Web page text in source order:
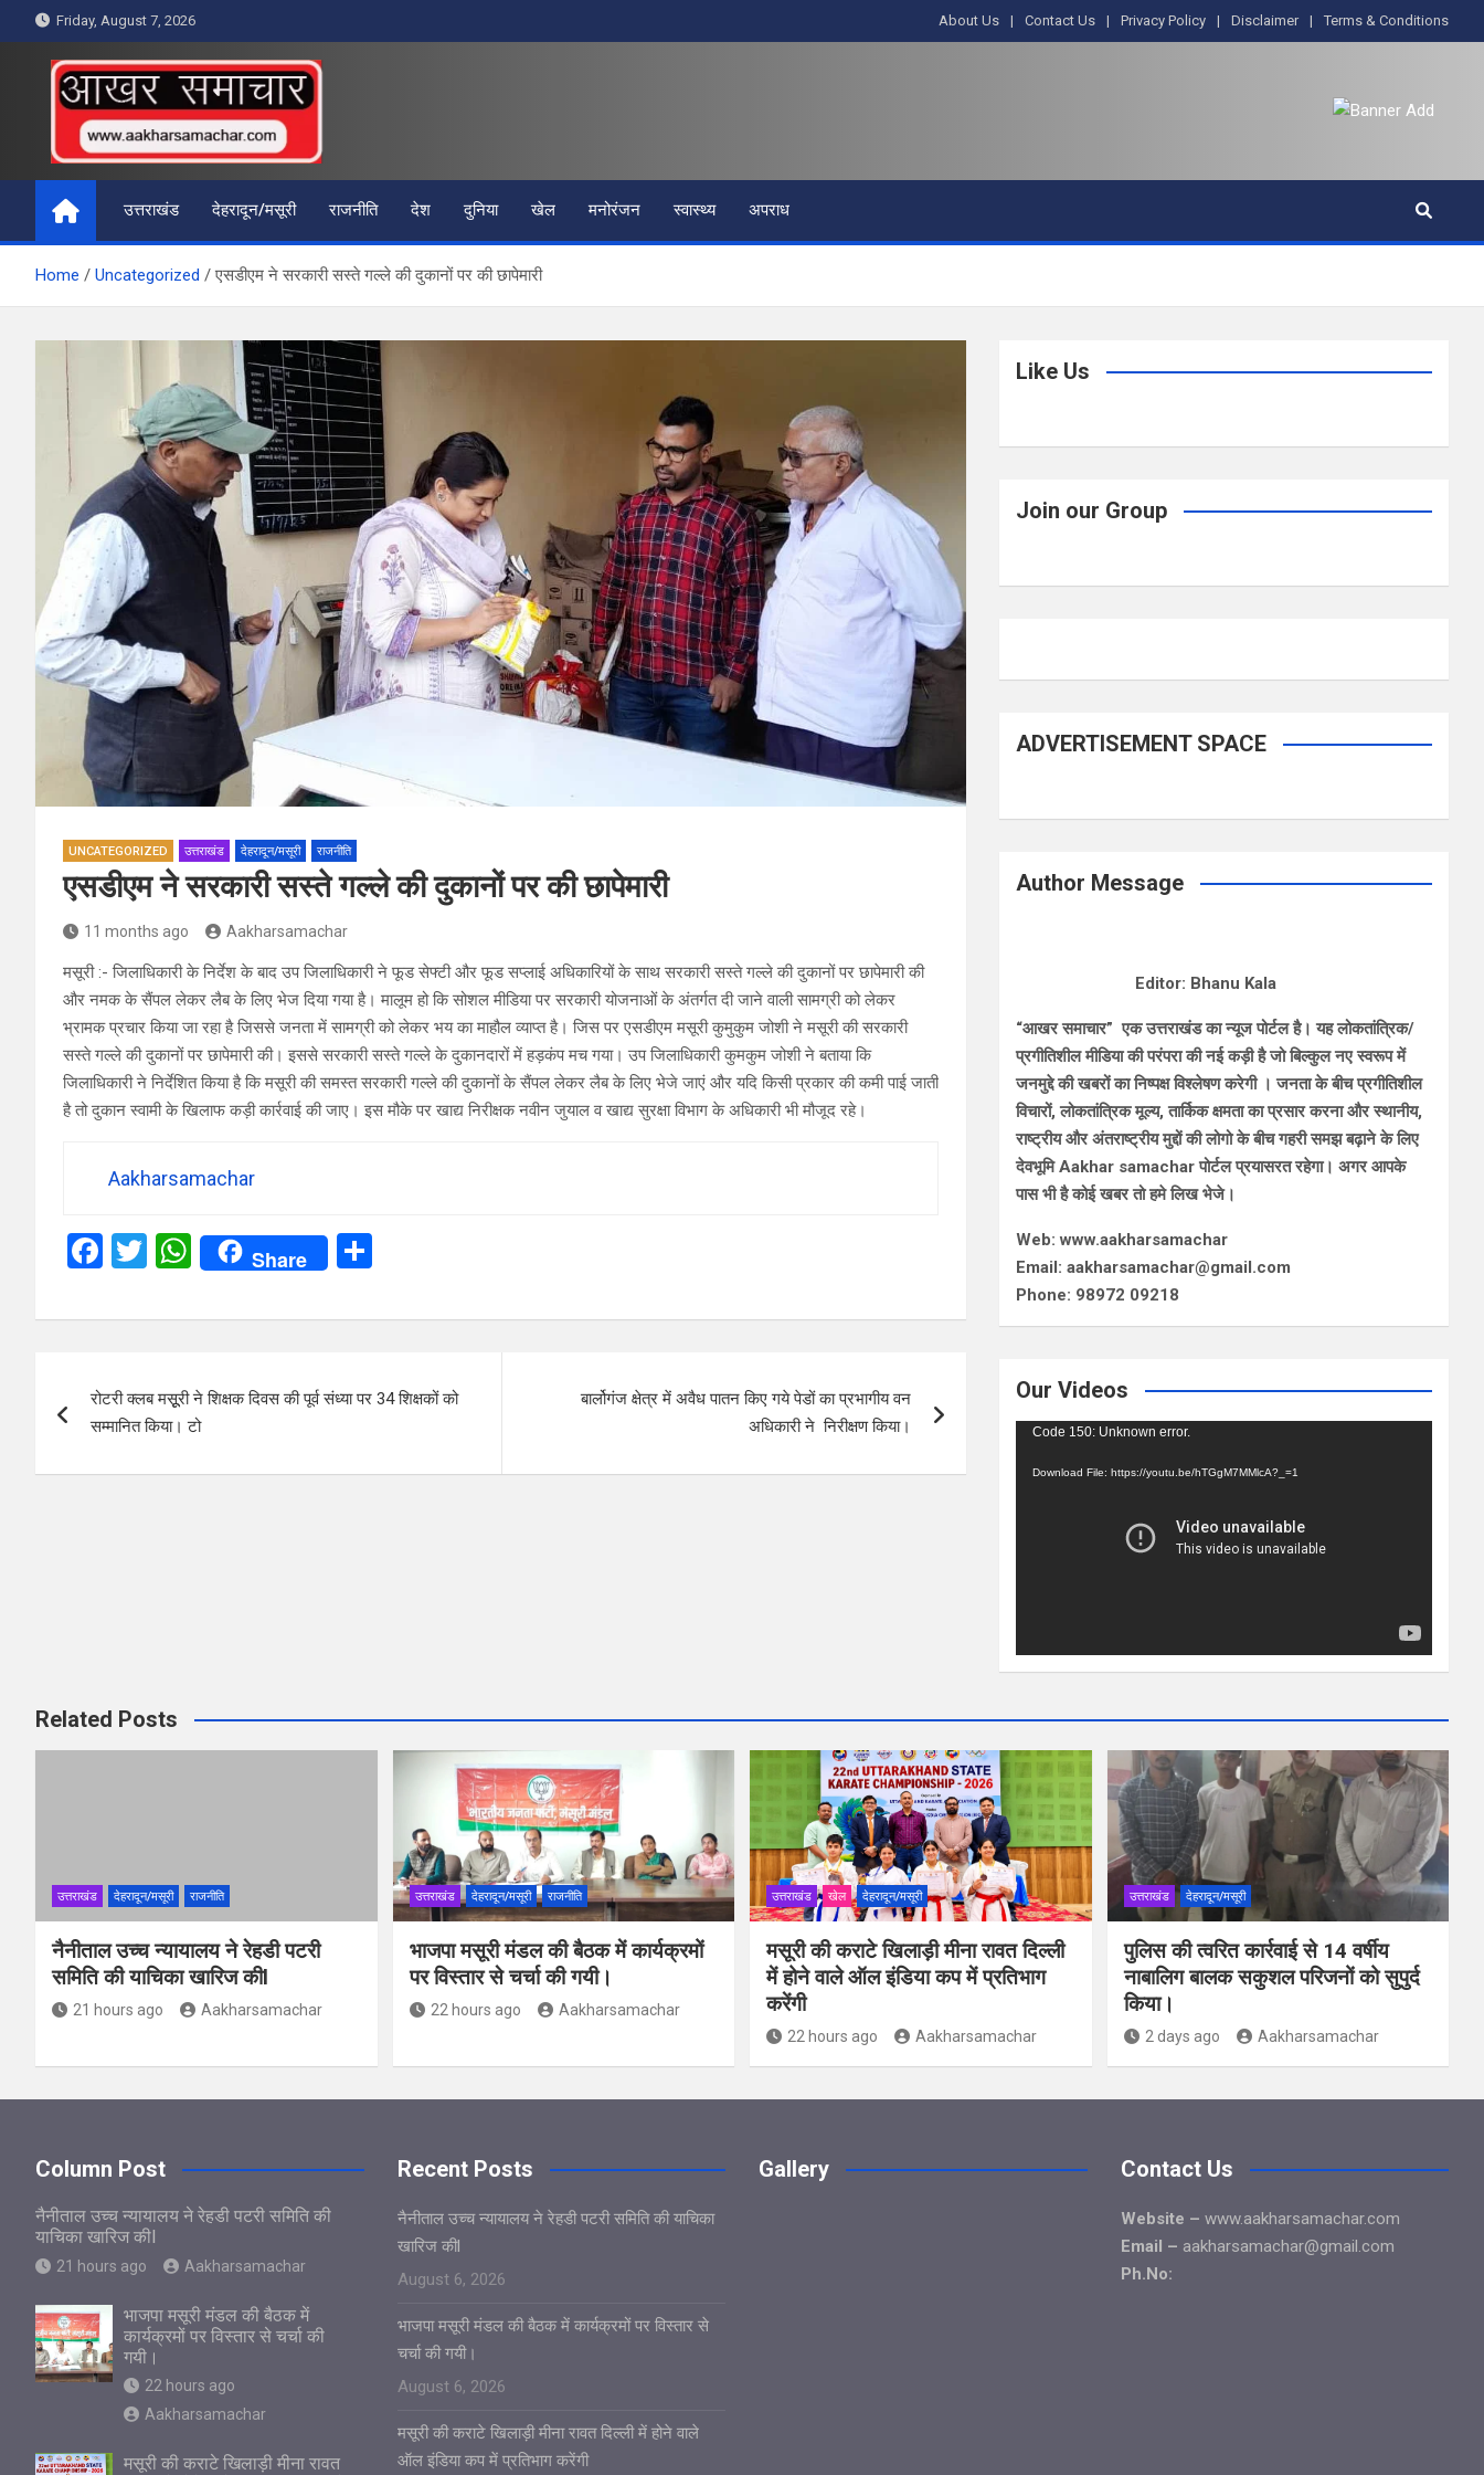
to
content
Friday, August 7, 2026 About Us Contact Us Privacy Policy Disclaimer Terms & Conditions
आखर समाचार
उत्तराखंड देहरादून/मसूरी राजनीति देश दुनिया खेल मनोरंजन स्वास्थ्य अपराध
Home Uncategorized एसडीएम ने सरकारी सस्ते गल्ले की दुकानों पर की छापेमारी
UNCATEGORIZED उत्तराखंड देहरादून/मसूरी राजनीति
एसडीएम ने सरकारी सस्ते गल्ले की दुकानों पर की छापेमारी
11 months ago Aakharsamachar
मसूरी :- जिलाधिकारी के निर्देश के बाद उप जिलाधिकारी ने फूड सेफ्टी और फूड सप्लाई अधिकारियों के साथ सरकारी सस्ते गल्ले की दुकानों पर छापेमारी की
और नमक के सैंपल लेकर लैब के लिए भेज दिया गया है। मालूम हो कि सोशल मीडिया पर सरकारी योजनाओं के अंतर्गत दी जाने वाली सामग्री को लेकर
भ्रामक प्रचार किया जा रहा है जिससे जनता में सामग्री को लेकर भय का माहौल व्याप्त है। जिस पर एसडीएम मसूरी कुमुकुम जोशी ने मसूरी की सरकारी
सस्ते गल्ले की दुकानों पर छापेमारी की। इससे सरकारी सस्ते गल्ले के दुकानदारों में हड़कंप मच गया। उप जिलाधिकारी कुमकुम जोशी ने बताया कि
जिलाधिकारी ने निर्देशित किया है कि मसूरी की समस्त सरकारी गल्ले की दुकानों के सैंपल लेकर लैब के लिए भेजे जाएं और यदि किसी प्रकार की कमी पाई जाती
है तो दुकान स्वामी के खिलाफ कड़ी कार्रवाई की जाए। इस मौके पर खाद्य निरीक्षक नवीन जुयाल व खाद्य सुरक्षा विभाग के अधिकारी भी मौजूद रहे।
Aakharsamachar
F
ce
o
o
k
T
tt
W
at
A
p
p
Share
ar
navigation
रोटरी क्लब मसूूरी ने शिक्षक दिवस की पूर्व संध्या पर 34 शिक्षकों को
सम्मानित किया। टो
बार्लोगंज क्षेत्र में अवैध पातन किए गये पेडों का प्रभागीय वन
अधिकारी ने निरीक्षण किया।
Like Us
Join our Group
ADVERTISEMENT SPACE
Author Message
Editor: Bhanu Kala
“आखर समाचार” एक उत्तराखंड का न्यूज पोर्टल है। यह लोकतांत्रिक/
प्रगीतिशील मीडिया की परंपरा की नई कड़ी है जो बिल्कुल नए स्वरूप में
जनमुद्दे की खबरों का निष्पक्ष विश्लेषण करेगी । जनता के बीच प्रगीतिशील
विचारों, लोकतांत्रिक मूल्य, तार्किक क्षमता का प्रसार करना और स्थानीय,
राष्ट्रीय और अंतराष्ट्रीय मुद्दों की लोगो के बीच गहरी समझ बढ़ाने के लिए
देवभूमि Aakhar samachar पोर्टल प्रयासरत रहेगा। अगर आपके
पास भी है कोई खबर तो हमे लिख भेजे।
Web: www.aakharsamachar
Email: aakharsamachar@gmail.com
Phone: 98972 09218
Our Videos
Video
Code 150: Unknown error.
Download File: https://youtu.be/hTGgM7MMlcA?_=1
Related Posts
उत्तराखंड देहरादून/मसूरी राजनीति
नैनीताल उच्च न्यायालय ने रेहडी पटरी
समिति की याचिका खारिज कीl
21 hours ago Aakharsamachar
उत्तराखंड देहरादून/मसूरी राजनीति
भाजपा मसूरी मंडल की बैठक में कार्यक्रमों
पर विस्तार से चर्चा की गयी।
22 hours ago Aakharsamachar
उत्तराखंड खेल देहरादून/मसूरी
मसूरी की कराटे खिलाड़ी मीना रावत दिल्ली
में होने वाले ऑल इंडिया कप में प्रतिभाग
करेंगी
22 hours ago Aakharsamachar
उत्तराखंड देहरादून/मसूरी
पुलिस की त्वरित कार्रवाई से 14 वर्षीय
नाबालिग बालक सकुशल परिजनों को सुपुर्द
किया।
2 days ago Aakharsamachar
Column Post
नैनीताल उच्च न्यायालय ने रेहडी पटरी समिति की
याचिका खारिज कीl
21 hours ago Aakharsamachar
भाजपा मसूरी मंडल की बैठक में
कार्यक्रमों पर विस्तार से चर्चा की
गयी।
22 hours ago
Aakharsamachar
मसूरी की कराटे खिलाड़ी मीना रावत
Recent Posts
नैनीताल उच्च न्यायालय ने रेहडी पटरी समिति की याचिका
खारिज कीl
August 6, 2026
भाजपा मसूरी मंडल की बैठक में कार्यक्रमों पर विस्तार से
चर्चा की गयी।
August 6, 2026
मसूरी की कराटे खिलाड़ी मीना रावत दिल्ली में होने वाले
ऑल इंडिया कप में प्रतिभाग करेंगी
Gallery Contact Us
Website – www.aakharsamachar.com
Email – aakharsamachar@gmail.com
Ph.No: